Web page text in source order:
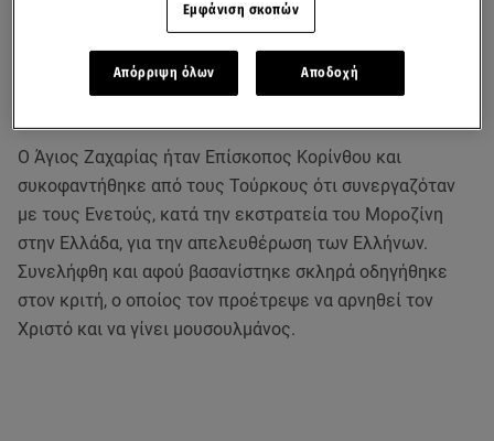
Εορτολόγιο, σήμερα, Δευτέρα 30
Μαρτίου, η εκκλησία τιμά τη μνήμη των Ιερομάρτυρος
Ζαχαρίου του νέου επισκόπου Κορίνθου και Ιωάννου της
Ο Άγιος Ζαχαρίας ήταν Επίσκοπος Κορίνθου και
συκοφαντήθηκε από τους Τούρκους ότι συνεργαζόταν
με τους Ενετούς, κατά την εκστρατεία του Μοροζίνη
στην Ελλάδα, για την απελευθέρωση των Ελλήνων.
Συνελήφθη και αφού βασανίστηκε σκληρά οδηγήθηκε
στον κριτή, ο οποίος τον προέτρεψε να αρνηθεί τον
Χριστό και να γίνει μουσουλμάνος.
Εμφάνιση σκοπών
Απόρριψη όλων Αποδοχή